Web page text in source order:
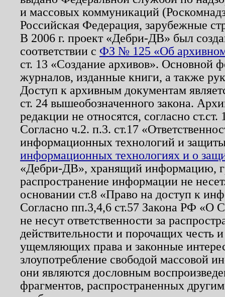
и массовых коммуникаций
Российская Федерация, зарубежные
В 2006 г. проект «Дебри-ДВ» был
соответствии с ФЗ № 125 «Об
ст. 13 «Создание архивов». Основной
журналов, изданные книги, а также
Доступ к архивным документам
ст. 24 вышеобозначенного закона.
редакции не относятся, согласно
Согласно ч.2. п.3. ст.17
информационных технологий и
информационных технологиях и о
«Дебри-ДВ», хранящий информацию,
распространение информации не
основании ст.8 «Право на доступ к
Согласно пп.3,4,6 ст.57 Закона РФ «О
не несут ответственности за
действительности и порочащих честь
ущемляющих права и законные
злоупотребление свободой массовой
они являются дословным
фрагментов, распространенных